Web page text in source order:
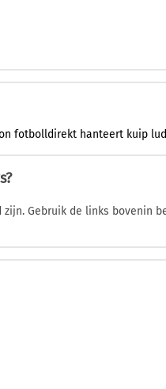
fotbolldirekt hanteert kuip
Gebruik de links bovenin